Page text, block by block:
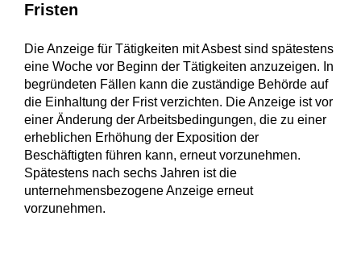
Fristen
Die Anzeige für Tätigkeiten mit Asbest sind spätestens
eine Woche vor Beginn der Tätigkeiten anzuzeigen. In
begründeten Fällen kann die zuständige Behörde auf
die Einhaltung der Frist verzichten. Die Anzeige ist vor
einer Änderung der Arbeitsbedingungen, die zu einer
erheblichen Erhöhung der Exposition der
Beschäftigten führen kann, erneut vorzunehmen.
Spätestens nach sechs Jahren ist die
unternehmensbezogene Anzeige erneut
vorzunehmen.